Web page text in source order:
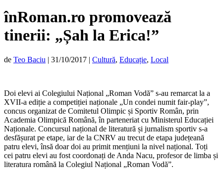
înRoman.ro promovează
tinerii: „Șah la Erica!”
de Teo Baciu | 31/10/2017 | Cultură, Educație, Local
Doi elevi ai Colegiului Național „Roman Vodă” s-au remarcat la a
XVII-a ediție a competiției naționale „Un condei numit fair-play”,
concus organizat de Comitetul Olimpic și Sportiv Român, prin
Academia Olimpică Română, în parteneriat cu Ministerul Educației
Naționale. Concursul național de literatură și jurnalism sportiv s-a
desfășurat pe etape, iar de la CNRV au trecut de etapa județeană
patru elevi, însă doar doi au primit mențiuni la nivel național. Toți
cei patru elevi au fost coordonați de Anda Nacu, profesor de limba și
literatura română la Colegiul Național „Roman Vodă”.